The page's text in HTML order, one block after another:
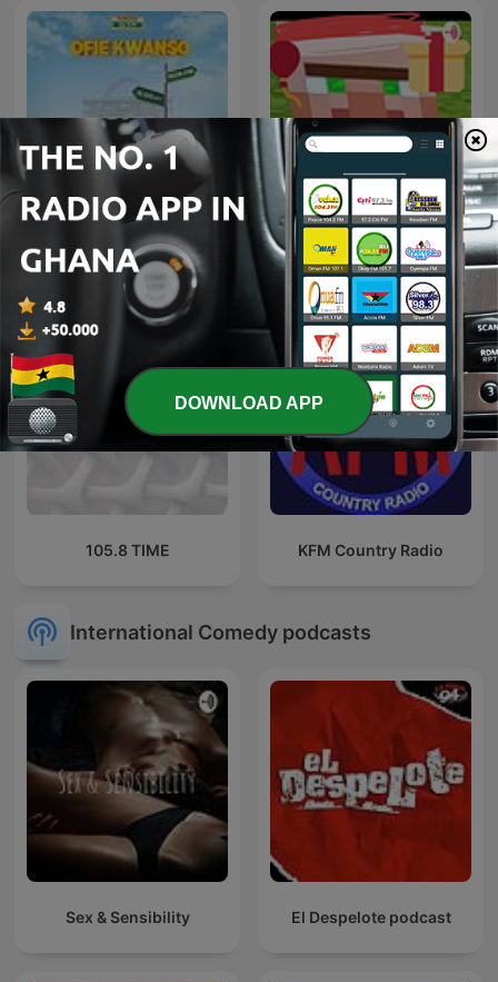
Adom Ofie Kwanso 87.9/RadioMugica
105.8 TIME KFM Country Radio
International Comedy podcasts
Sex & Sensibility El Despelote podcast
DOWNLOAD APP